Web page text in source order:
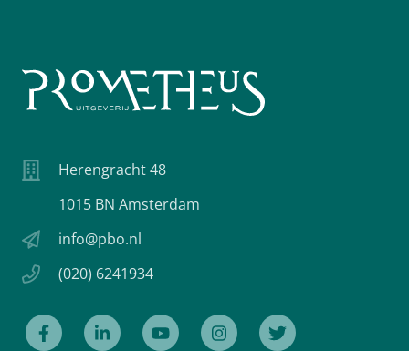
Herengracht 48
1015 BN Amsterdam
info@pbo.nl
(020) 6241934